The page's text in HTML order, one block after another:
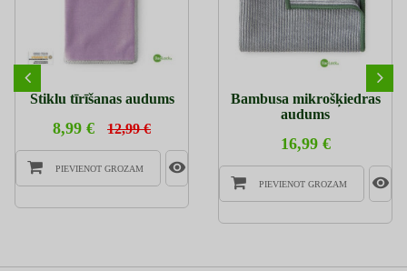
Stiklu tīrīšanas audums
8,99 € 12,99 €
PIEVIENOT GROZAM
Bambusa mikrošķiedras
audums
16,99 €
PIEVIENOT GROZAM